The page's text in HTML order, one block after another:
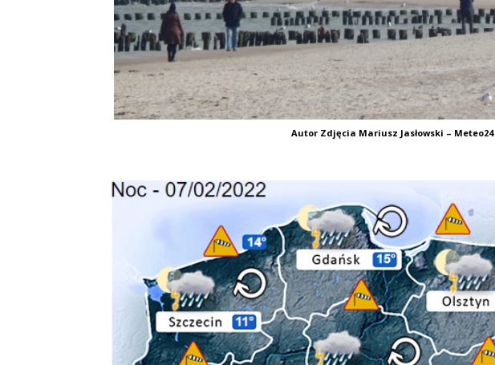
Autor Zdjęcia Mariusz Jasłowski – Meteo24